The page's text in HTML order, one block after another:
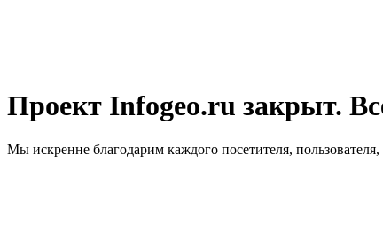
Проект Infogeo.ru закрыт.
Мы искренне благодарим каждого посетителя,